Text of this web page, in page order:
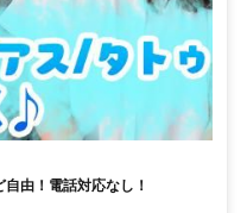
由！電話対応なし！